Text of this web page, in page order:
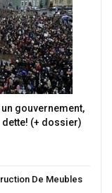
gouvernement,
(+ dossier)
De Meubles